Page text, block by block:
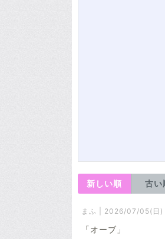
新しい順 古い
まふ | 2026/07/05(日)
「オーブ」